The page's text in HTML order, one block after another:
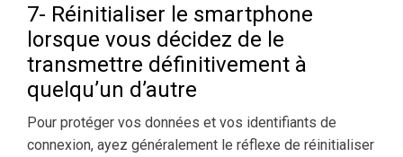
7- Réinitialiser le smartphone
lorsque vous décidez de le
transmettre définitivement à
quelqu’un d’autre
Pour protéger vos données et vos identifiants de
connexion, ayez généralement le réflexe de réinitialiser